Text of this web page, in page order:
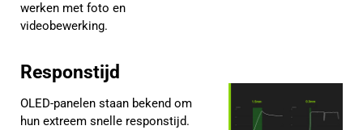
werken met foto en
videobewerking.
Responstijd
OLED-panelen staan bekend om
hun extreem snelle responstijd.